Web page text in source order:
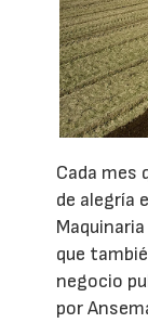
Cada mes
de alegría
que
negocio
por